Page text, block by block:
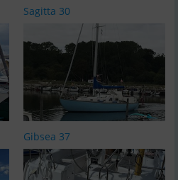
Sagitta 30
Gibsea 37